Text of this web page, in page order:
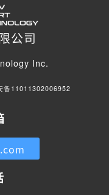
公司
Inc.
备11011302006952